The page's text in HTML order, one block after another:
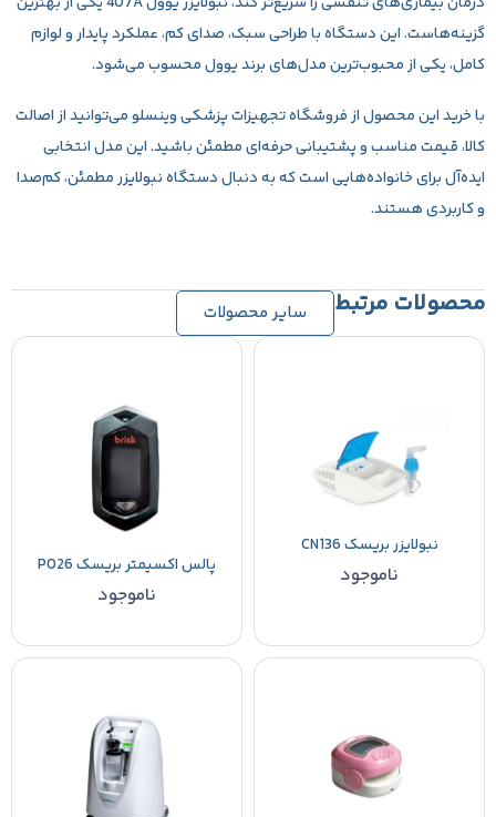
گزینه‌هاست. این دستگاه با طراحی سبک، صدای کم، عملکرد پایدار و لوازم
کامل، یکی از محبوب‌ترین مدل‌های برند یوول محسوب می‌شود.
با خرید این محصول از فروشگاه تجهیزات پزشکیوینسلومی‌توانید از اصالت
کالا، قیمت مناسب و پشتیبانی حرفه‌ای مطمئن باشید. این مدل انتخابی
ایده‌آل برای خانواده‌هایی است که به دنبال دستگاه نبولایزر مطمئن، کم‌صدا
و کاربردی هستند.
محصولات مرتبط سایر محصولات
نبولایزر بریسک CN136
ناموجود پالس اکسیمتر بریسک PO26
ناموجود